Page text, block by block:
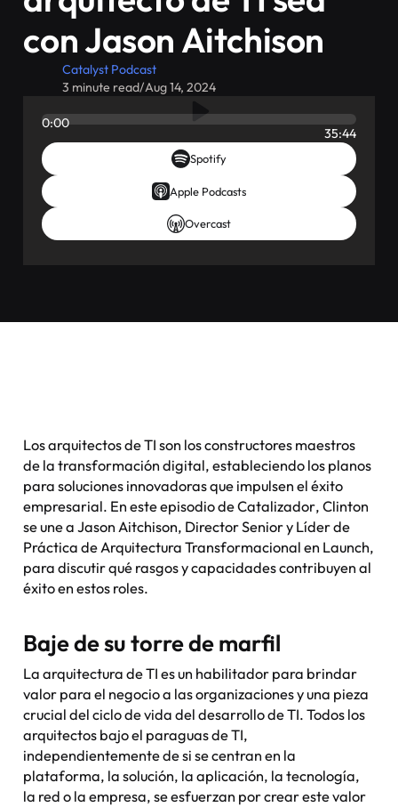
con Jason Aitchison
Catalyst Podcast
3 minute read/Aug 14, 2024
0:00
35:44
Spotify
Apple Podcasts
Overcast
Los arquitectos de TI son los constructores maestros
de la transformación digital, estableciendo los planos
para soluciones innovadoras que impulsen el éxito
empresarial. En este episodio deCatalizador, Clinton
se une a Jason Aitchison, Director Senior y Líder de
Práctica de Arquitectura Transformacional en Launch,
para discutir qué rasgos y capacidades contribuyen al
éxito en estos roles.
Baje de su torre de marfil
La arquitectura de TI es un habilitador para brindar
valor para el negocio a las organizaciones y una pieza
crucial del ciclo de vida del desarrollo de TI. Todos los
arquitectos bajo el paraguas de TI,
independientemente de si se centran en la
plataforma, la solución, la aplicación, la tecnología,
la red o la empresa, se esfuerzan por crear este valor